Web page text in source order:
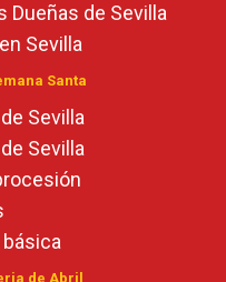
Dueñas de Sevilla
Sevilla
Santa
Sevilla
Sevilla
de Abril